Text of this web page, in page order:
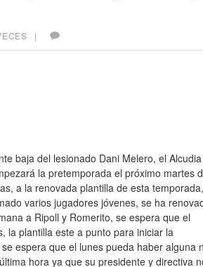
|
baja del lesionado Dani Melero, el
la pretemporada el próximo martes
a la renovada plantilla de esta
varios jugadores jóvenes, se ha
a Ripoll y Romerito, se espera que el
la plantilla este a punto para iniciar la
espera que el lunes pueda haber alguna
hora ya que su presidente y directiva